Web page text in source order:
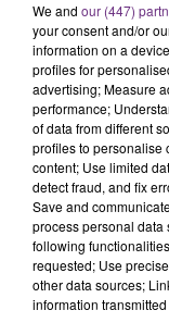
FIL D'ACTU
We and our (447)
your consent and/or
information on a
profiles for
advertising; Measure
performance;
of data from different
profiles to personalise
content; Use limited
detect fraud, and fix
Save and
process personal data
following
requested; Use
other data sources;
information